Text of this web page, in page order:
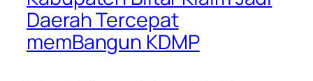
Daerah Tercepat
memBangun KDMP